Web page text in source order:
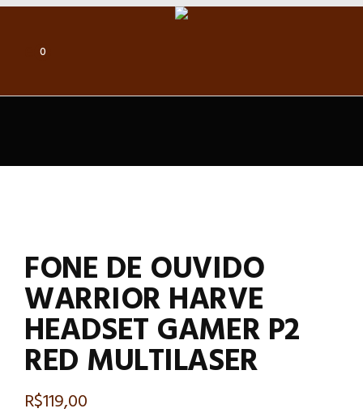
0
FONE DE OUVIDO
WARRIOR HARVE
HEADSET GAMER P2
RED MULTILASER
R$119,00